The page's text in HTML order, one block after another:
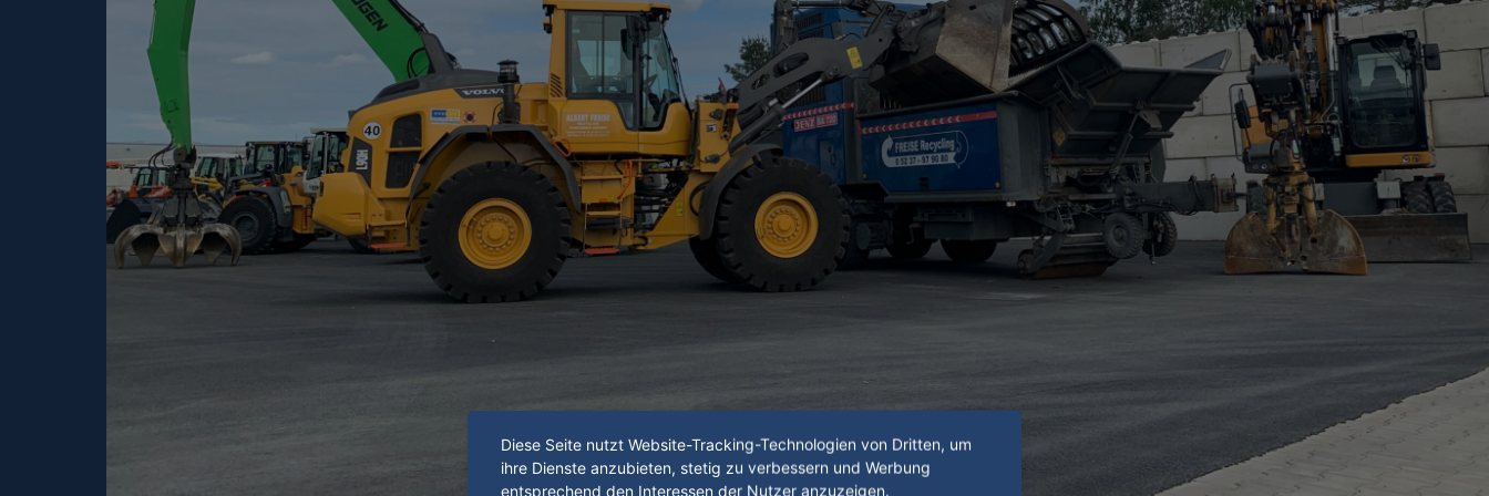
Diese Seite nutzt Website-Tracking-Technologien von Dritten, um
ihre Dienste anzubieten, stetig zu verbessern und Werbung
entsprechend den Interessen der Nutzer anzuzeigen.